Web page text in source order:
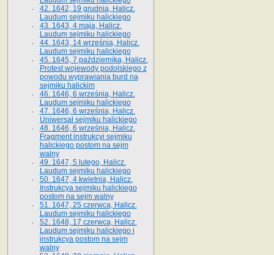
42. 1642, 19 grudnia, Halicz.
Laudum sejmiku halickiego
43. 1643, 4 maja, Halicz.
Laudum sejmiku halickiego
44. 1643, 14 września, Halicz.
Laudum sejmiku halickiego
45. 1645, 7 października, Halicz.
Protest wojewody podolskiego z
powodu wyprawiania burd na
sejmiku halickim
46. 1646, 6 września, Halicz.
Laudum sejmiku halickiego
47. 1646, 6 września, Halicz.
Uniwersał sejmiku halickiego
48. 1646, 6 września, Halicz.
Fragment instrukcyi sejmiku
halickiego postom na sejm
walny
49. 1647, 5 lutego, Halicz.
Laudum sejmiku halickiego
50. 1647, 4 kwietnia, Halicz.
Instrukcya sejmiku halickiego
postom na sejm walny
51. 1647, 25 czerwca, Halicz.
Laudum sejmiku halickiego
52. 1648, 17 czerwca, Halicz.
Laudum sejmiku halickiego i
instrukcya postom na sejm
walny